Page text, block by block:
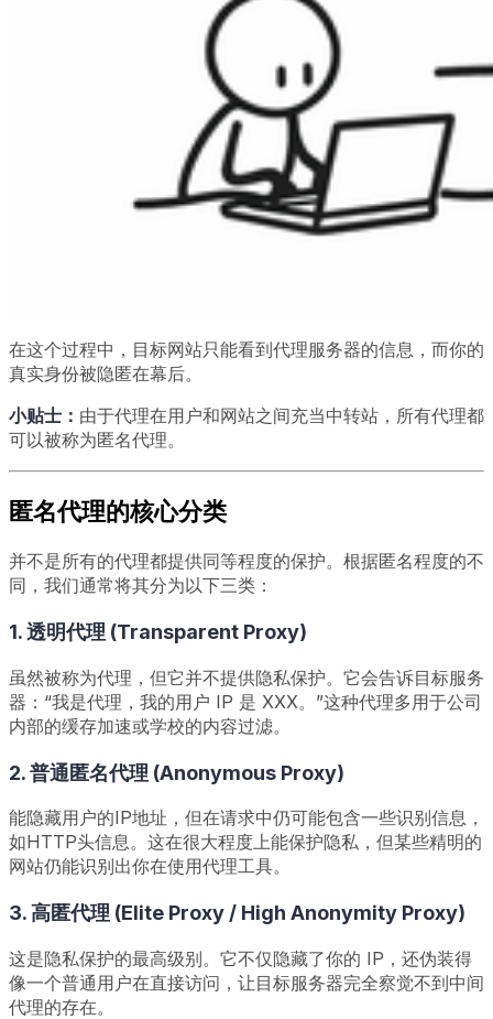
在这个过程中，目标网站只能看到代理服务器的信息，而你的
真实身份被隐匿在幕后。
小贴士： 由于代理在用户和网站之间充当中转站，所有代理都
可以被称为匿名代理。
匿名代理的核心分类
并不是所有的代理都提供同等程度的保护。根据匿名程度的不
同，我们通常将其分为以下三类：
1. 透明代理 (Transparent Proxy)
虽然被称为代理，但它并不提供隐私保护。它会告诉目标服务
器：“我是代理，我的用户 IP 是 XXX。”这种代理多用于公司
内部的缓存加速或学校的内容过滤。
2. 普通匿名代理 (Anonymous Proxy)
能隐藏用户的IP地址，但在请求中仍可能包含一些识别信息，
如HTTP头信息。这在很大程度上能保护隐私，但某些精明的
网站仍能识别出你在使用代理工具。
3. 高匿代理 (Elite Proxy / High Anonymity Proxy)
这是隐私保护的最高级别。它不仅隐藏了你的 IP，还伪装得
像一个普通用户在直接访问，让目标服务器完全察觉不到中间
代理的存在。